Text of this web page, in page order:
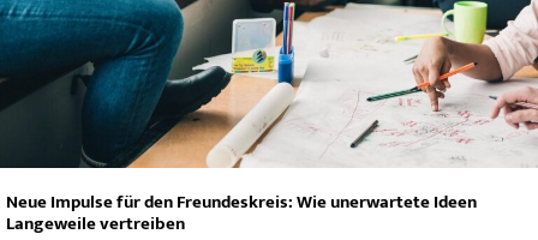
Neue Impulse für den Freundeskreis: Wie unerwartete Ideen
Langeweile vertreiben